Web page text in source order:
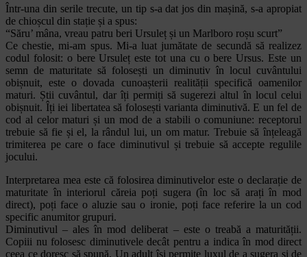
Într-una din serile trecute, un tip s-a dat jos din mașină, s-a apropiat
de chioșcul din stație și a spus:
“Săru’ mâna, vreau patru beri Ursuleț și un Marlboro roșu scurt”
Ce chestie, mi-am spus. Mi-a luat jumătate de secundă să realizez
codul folosit: o bere Ursuleț este tot una cu o bere Ursus. Este un
semn de maturitate să folosești un diminutiv în locul cuvântului
obișnuit, este o dovada cunoașterii realității specifică oamenilor
maturi. Știi cuvântul, dar îți permiți să sugerezi altul în locul celui
obișnuit. Îți iei libertatea să folosești varianta diminutivă. E un fel de
cod al celor maturi și un mod de a stabili o comuniune: receptorul
trebuie să fie și el, la rândul lui, un om matur. Trebuie să înțeleagă
trimiterea pe care o face diminutivul și trebuie să accepte regulile
jocului.
Interpretarea mea este că folosirea diminutivelor este o declarație de
maturitate în interiorul căreia poți sugera (în loc să arați în mod
direct), poți face o aluzie sau o ironie, poți face referire la un cod
specific anumitor grupuri.
Diminutivul – ales în mod deliberat – este o treabă a maturității.
Copiii nu folosesc diminutivele decât pentru a indica în mod direct
ceea ce doresc să spună. Un adult își permite luxul de a sugera și de